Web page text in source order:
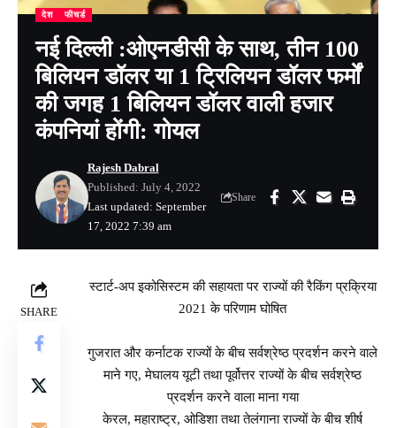
देश फीचर्ड
नई दिल्ली :ओएनडीसी के साथ, तीन 100
बिलियन डॉलर या 1 ट्रिलियन डॉलर फर्मों
की जगह 1 बिलियन डॉलर वाली हजार
कंपनियां होंगी: गोयल
Last updated: September
17, 2022 7:39 am
Rajesh Dabral
Published: July 4, 2022
Share
SHARE
स्टार्ट-अप इकोसिस्टम की सहायता पर राज्यों की रैकिंग प्रक्रिया
2021 के परिणाम घोषित
गुजरात और कर्नाटक राज्यों के बीच सर्वश्रेष्ठ प्रदर्शन करने वाले
माने गए, मेघालय यूटी तथा पूर्वोत्तर राज्यों के बीच सर्वश्रेष्ठ
प्रदर्शन करने वाला माना गया
केरल, महाराष्ट्र, ओडिशा तथा तेलंगाना राज्यों के बीच शीर्ष